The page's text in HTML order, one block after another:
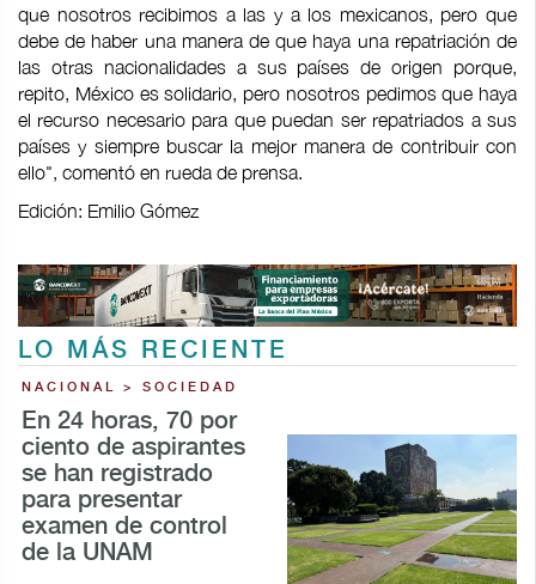
que nosotros recibimos a las y a los mexicanos, pero que
debe de haber una manera de que haya una repatriación de
las otras nacionalidades a sus países de origen porque,
repito, México es solidario, pero nosotros pedimos que haya
el recurso necesario para que puedan ser repatriados a sus
países y siempre buscar la mejor manera de contribuir con
ello", comentó en rueda de prensa.
Edición: Emilio Gómez
LO MÁS RECIENTE
NACIONAL > SOCIEDAD
En 24 horas, 70 por
ciento de aspirantes
se han registrado
para presentar
examen de control
de la UNAM